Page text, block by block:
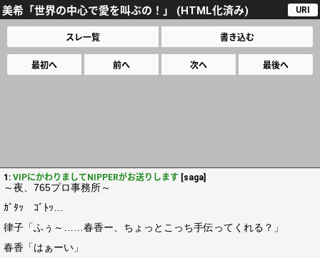
美希「世界の中心で愛を叫ぶの！」 (HTML化済み) URI
スレ一覧 書き込む
最初へ 前へ 次へ 最後へ
1: VIPにかわりましてNIPPERがお送りします [saga]
～夜、765プロ事務所～
ｶﾞﾀｯ ｺﾞﾄｯ…
律子「ふぅ～……春香ー、ちょっとこっち手伝ってくれる？」
春香「はぁーい」